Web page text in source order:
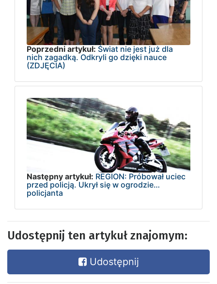
Poprzedni artykuł: Świat nie jest już dla
nich zagadką. Odkryli go dzięki nauce
(ZDJĘCIA)
Następny artykuł: REGION: Próbował uciec
przed policją. Ukrył się w ogrodzie…
policjanta
Udostępnij ten artykuł znajomym:
Udostępnij